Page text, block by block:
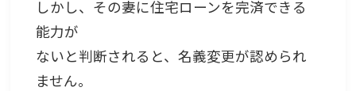
しかし、その妻に住宅ローンを完済できる
能力が
ないと判断されると、名義変更が認められ
ません。